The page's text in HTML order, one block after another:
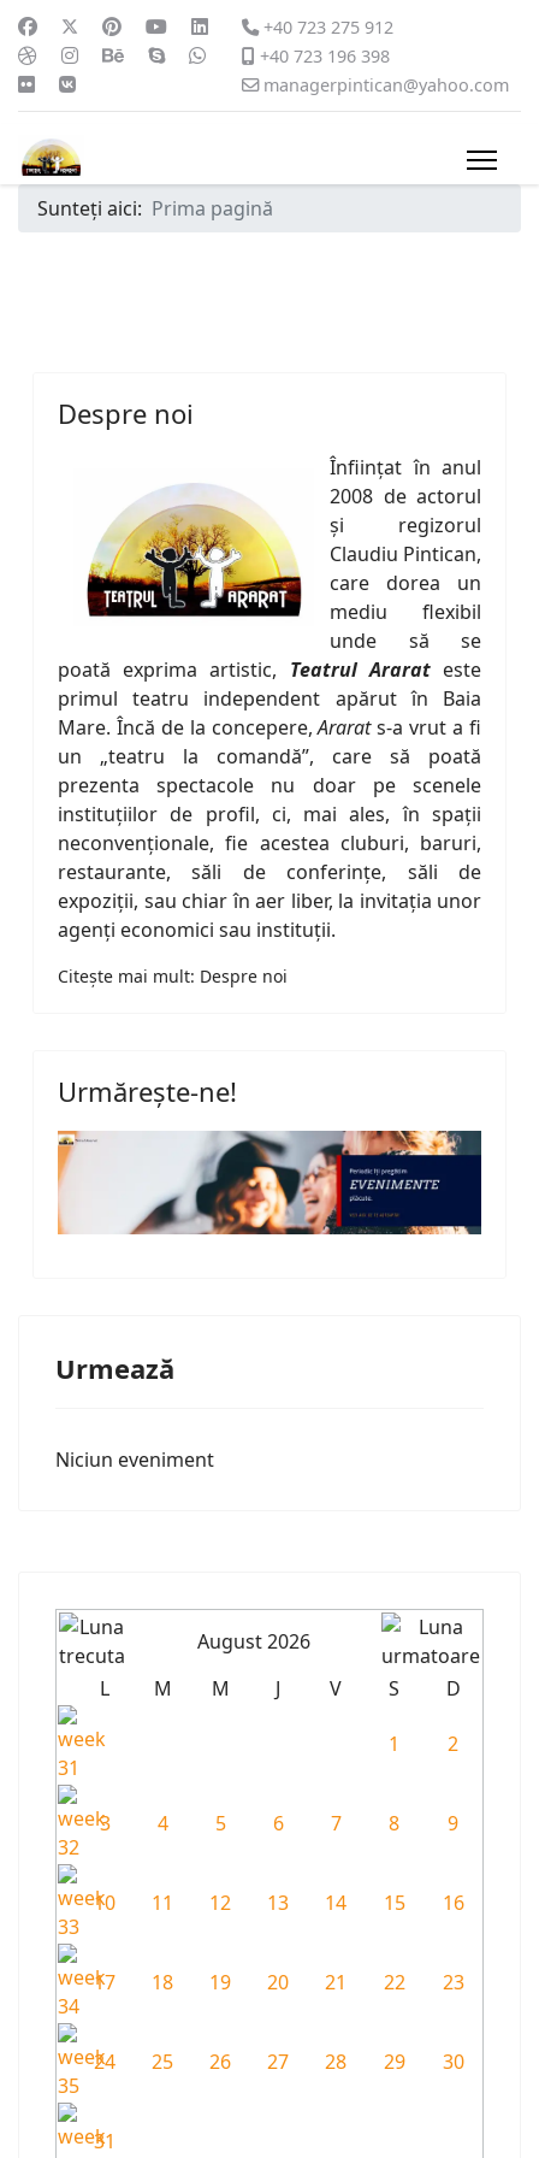
+40 723 275 912
+40 723 196 398
managerpintican@yahoo.com
Sunteți aici: Prima pagină
Despre noi
Înfiinţat în anul
2008 de actorul
şi regizorul
Claudiu Pintican,
care dorea un
mediu flexibil
unde să se
poată exprima artistic, Teatrul Ararateste
primul teatru independent apărut în Baia
Mare. Încă de la concepere,Ararats-a vrut a fi
un „teatru la comandă”, care să poată
prezenta spectacole nu doar pe scenele
instituţiilor de profil, ci, mai ales, în spaţii
neconvenţionale, fie acestea cluburi, baruri,
restaurante, săli de conferinţe, săli de
expoziţii, sau chiar în aer liber, la invitaţia unor
agenţi economici sau instituţii.
Citește mai mult: Despre noi
Urmărește-ne!
Urmează
Niciun eveniment
August 2026
L
M M J V S D
1 2
3 4 5 6 7 8 9
10 11 12 13 14 15 16
17 18 19 20 21 22 23
24 25 26 27 28 29 30
31